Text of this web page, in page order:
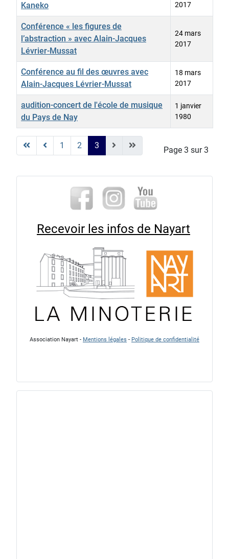
Articles
Kaneko
2017
Conférence « les figures de
l’abstraction » avec Alain-Jacques
Lévrier-Mussat
24 mars
2017
Conférence au fil des œuvres avec
Alain-Jacques Lévrier-Mussat
18 mars
2017
audition-concert de l'école de musique
du Pays de Nay
1 janvier
1980
Page 3 sur 3
1 2 3
Recevoir les infos de Nayart
Association Nayart - Mentions légales - Politique de confidentialité